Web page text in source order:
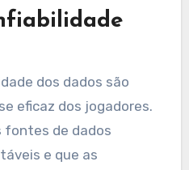
dos dados são
eficaz dos jogadores.
fontes de dados
e que as